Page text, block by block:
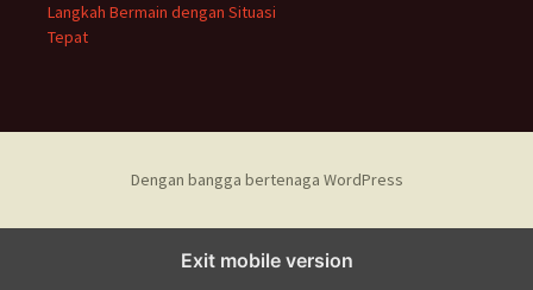
Langkah Bermain dengan Situasi
Tepat
Dengan bangga bertenaga WordPress
Exit mobile version